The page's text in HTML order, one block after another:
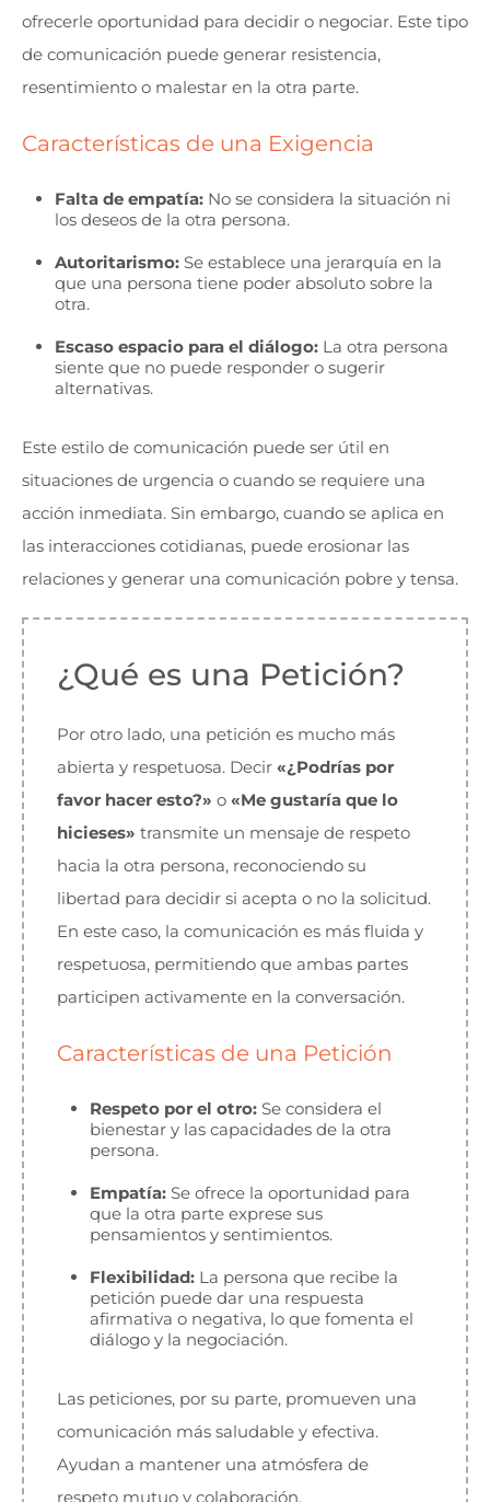
ofrecerle oportunidad para decidir o negociar. Este tipo
de comunicación puede generar resistencia,
resentimiento o malestar en la otra parte.
Características de una Exigencia
Falta de empatía: No se considera la situación ni
los deseos de la otra persona.
Autoritarismo: Se establece una jerarquía en la
que una persona tiene poder absoluto sobre la
otra.
Escaso espacio para el diálogo: La otra persona
siente que no puede responder o sugerir
alternativas.
Este estilo de comunicación puede ser útil en
situaciones de urgencia o cuando se requiere una
acción inmediata. Sin embargo, cuando se aplica en
las interacciones cotidianas, puede erosionar las
relaciones y generar una comunicación pobre y tensa.
¿Qué es una Petición?
Por otro lado, una petición es mucho más
abierta y respetuosa. Decir «¿Podrías por
favor hacer esto?» o «Me gustaría que lo
hicieses» transmite un mensaje de respeto
hacia la otra persona, reconociendo su
libertad para decidir si acepta o no la solicitud.
En este caso, la comunicación es más fluida y
respetuosa, permitiendo que ambas partes
participen activamente en la conversación.
Características de una Petición
Respeto por el otro: Se considera el
bienestar y las capacidades de la otra
persona.
Empatía: Se ofrece la oportunidad para
que la otra parte exprese sus
pensamientos y sentimientos.
Flexibilidad: La persona que recibe la
petición puede dar una respuesta
afirmativa o negativa, lo que fomenta el
diálogo y la negociación.
Las peticiones, por su parte, promueven una
comunicación más saludable y efectiva.
Ayudan a mantener una atmósfera de
respeto mutuo y colaboración.